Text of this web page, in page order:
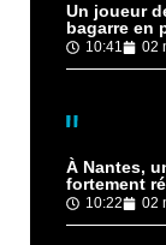
Un joueur
bagarre en
10:41 02
À Nantes,
fortement
10:22 02